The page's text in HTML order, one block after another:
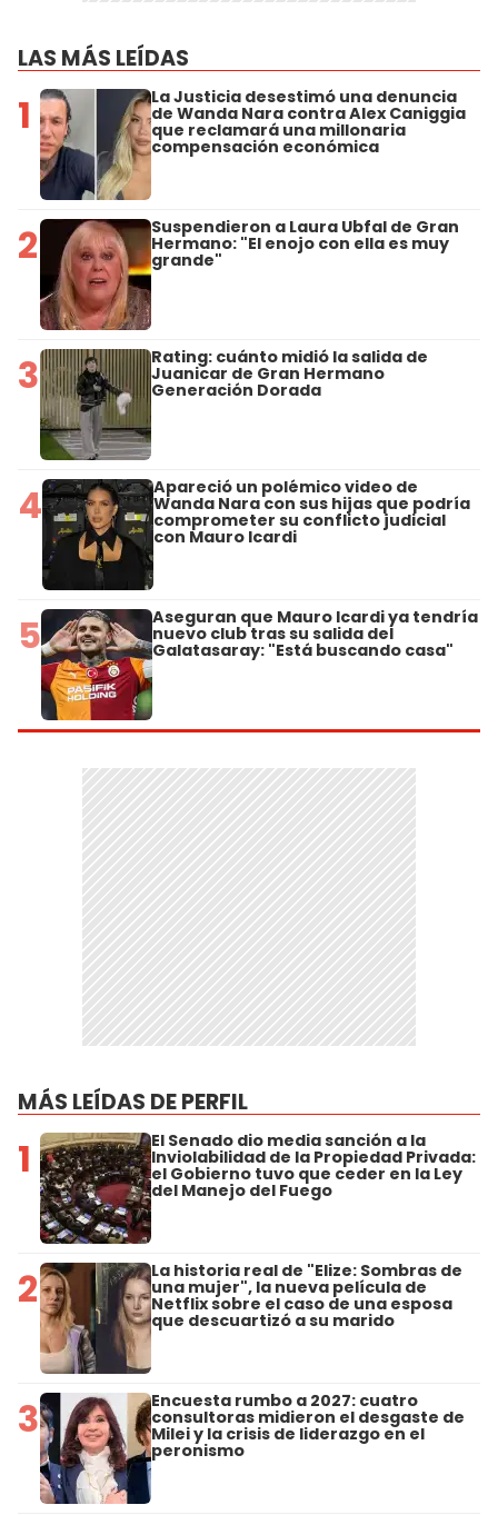
LAS MÁS LEÍDAS
1 La Justicia desestimó una denuncia
de Wanda Nara contra Alex Caniggia
que reclamará una millonaria
compensación económica
2 Suspendieron a Laura Ubfal de Gran
Hermano: "El enojo con ella es muy
grande"
3 Rating: cuánto midió la salida de
Juanicar de Gran Hermano
Generación Dorada
4 Apareció un polémico video de
Wanda Nara con sus hijas que podría
comprometer su conflicto judicial
con Mauro Icardi
5 Aseguran que Mauro Icardi ya tendría
nuevo club tras su salida del
Galatasaray: "Está buscando casa"
MÁS LEÍDAS DE PERFIL
1 El Senado dio media sanción a la
Inviolabilidad de la Propiedad Privada:
el Gobierno tuvo que ceder en la Ley
del Manejo del Fuego
2 La historia real de "Elize: Sombras de
una mujer", la nueva película de
Netflix sobre el caso de una esposa
que descuartizó a su marido
3 Encuesta rumbo a 2027: cuatro
consultoras midieron el desgaste de
Milei y la crisis de liderazgo en el
peronismo